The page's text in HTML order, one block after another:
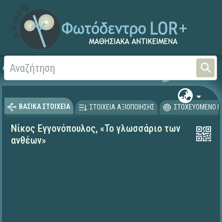
Αρχική Γλώσσα και Λογοτεχνία
ΒΑΣΙΚΑ ΣΤΟΙΧΕΙΑ ΣΤΟΙΧΕΙΑ ΑΞΙΟΠΟΙΗΣΗΣ ΣΤΟΧΕΥΟΜΕΝΟ
Νίκος Εγγονόπουλος, «Το γλωσσάριο των
ανθέων»